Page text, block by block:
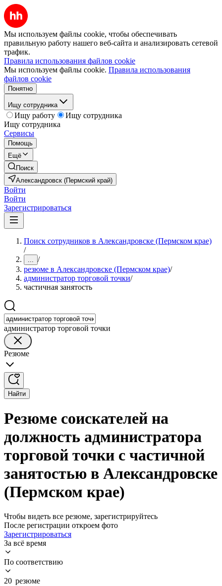
Мы используем файлы cookie, чтобы обеспечивать
правильную работу нашего веб-сайта и анализировать сетевой
трафик.
Правила использования файлов cookie
Мы используем файлы cookie. Правила использования
файлов cookie
Понятно
Ищу сотрудника
Ищу работу
Ищу сотрудника
Ищу сотрудника
Сервисы
Помощь
Ещё
Поиск
Александровск (Пермский край)
Войти
Войти
Зарегистрироваться
Поиск сотрудников в Александровске (Пермском крае)
/
... /
резюме в Александровске (Пермском крае)/
администратор торговой точки/
частичная занятость
администратор торговой точки
Резюме
Найти
Резюме соискателей на
должность администратора
торговой точки с частичной
занятостью в Александровске
(Пермском крае)
Чтобы видеть все резюме, зарегистрируйтесь
После регистрации откроем фото
Зарегистрироваться
За всё время
По соответствию
20 резюме